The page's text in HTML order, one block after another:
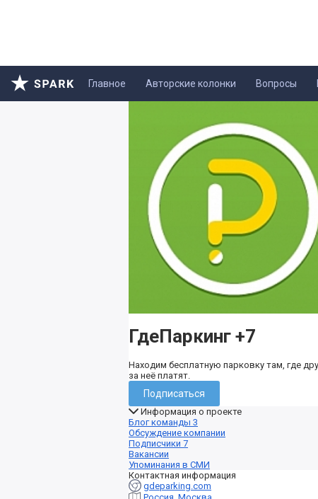
Главное Авторские колонки Вопросы
ГдеПаркинг +7
Находим бесплатную парковку там, где
за неё платят.
Подписаться
Информация о проекте
Блог команды 3
Обсуждение компании
Подписчики 7
Вакансии
Упоминания в СМИ
Контактная информация
gdeparking.com